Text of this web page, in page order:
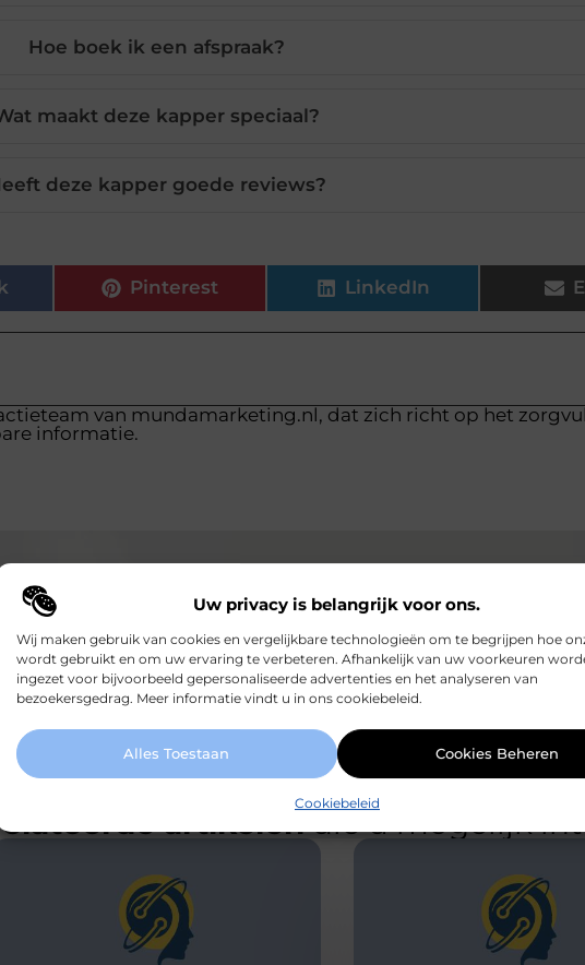
Uw privacy is belangrijk voor ons.
Wij maken gebruik van cookies en vergelijkbare technologieën om te begrijpen hoe
wordt gebruikt en om uw ervaring te verbeteren. Afhankelijk van uw voorkeuren
ingezet voor bijvoorbeeld gepersonaliseerde advertenties en het analyseren van
bezoekersgedrag. Meer informatie vindt u in ons cookiebeleid.
Alles Toestaan Cookies Beheren
Cookiebeleid
Hoe boek ik een afspraak?
maakt deze kapper speciaal?
deze kapper goede reviews?
Pinterest LinkedIn
van mundamarketing.nl, dat zich richt op het
informatie.
artikelendie u mogelijk